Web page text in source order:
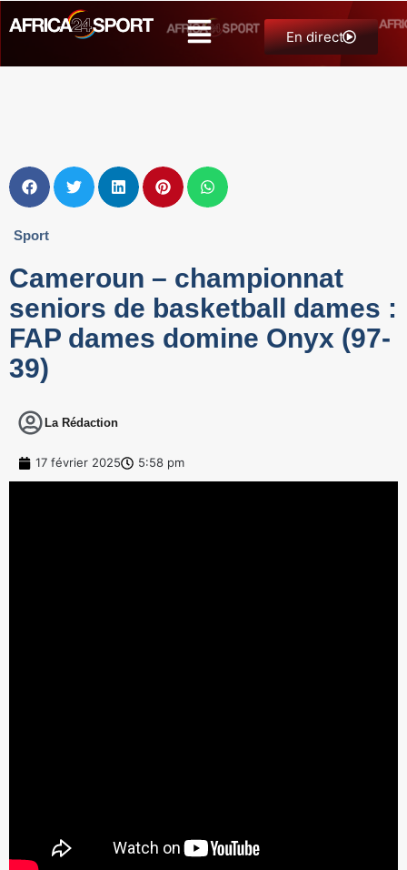
En direct
Sport
Cameroun – championnat
seniors de basketball dames :
FAP dames domine Onyx (97-
39)
La Rédaction
17 février 2025 5:58 pm